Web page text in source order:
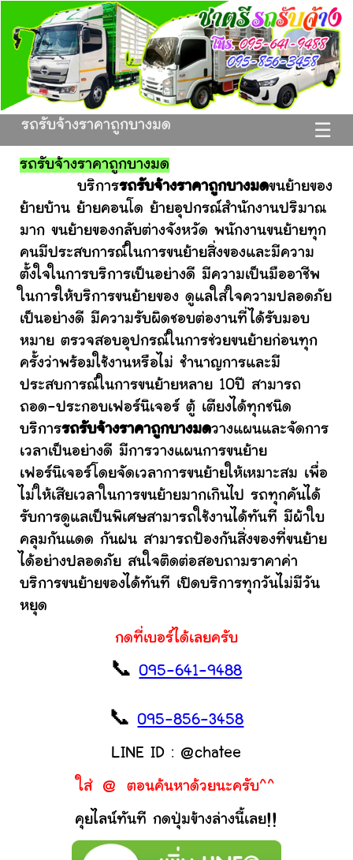
☰
รถรับจ้างราคาถูกบางมด
รถรับจ้างราคาถูกบางมด
บริการรถรับจ้างราคาถูกบางมดขนย้ายของ
ย้ายบ้าน ย้ายคอนโด ย้ายอุปกรณ์สำนักงานปริมาณ
มาก ขนย้ายของกลับต่างจังหวัด พนักงานขนย้ายทุก
คนมีประสบการณ์ในการขนย้ายสิ่งของและมีความ
ตั้งใจในการบริการเป็นอย่างดี มีความเป็นมืออาชีพ
ในการให้บริการขนย้ายของ ดูแลใส่ใจความปลอดภัย
เป็นอย่างดี มีความรับผิดชอบต่องานที่ได้รับมอบ
หมาย ตรวจสอบอุปกรณ์ในการช่วยขนย้ายก่อนทุก
ครั้งว่าพร้อมใช้งานหรือไม่ ชำนาญการและมี
ประสบการณ์ในการขนย้ายหลาย 10ปี สามารถ
ถอด-ประกอบเฟอร์นิเจอร์ ตู้ เตียงได้ทุกชนิด
บริการรถรับจ้างราคาถูกบางมดวางแผนและจัดการ
เวลาเป็นอย่างดี มีการวางแผนการขนย้าย
เฟอร์นิเจอร์โดยจัดเวลาการขนย้ายให้เหมาะสม เพื่อ
ไม่ให้เสียเวลาในการขนย้ายมากเกินไป รถทุกคันได้
รับการดูแลเป็นพิเศษสามารถใช้งานได้ทันที มีผ้าใบ
คลุมกันแดด กันฝน สามารถป้องกันสิ่งของที่ขนย้าย
ได้อย่างปลอดภัย สนใจติดต่อสอบถามราคาค่า
บริการขนย้ายของได้ทันที เปิดบริการทุกวันไม่มีวัน
หยุด
กดที่เบอร์ได้เลยครับ
📞095-641-9488
📞095-856-3458
LINE ID : @chatee
ใส่ @ ตอนค้นหาด้วยนะครับ^^
คุยไลน์ทันที กดปุ่มข้างล่างนี้เลย!!